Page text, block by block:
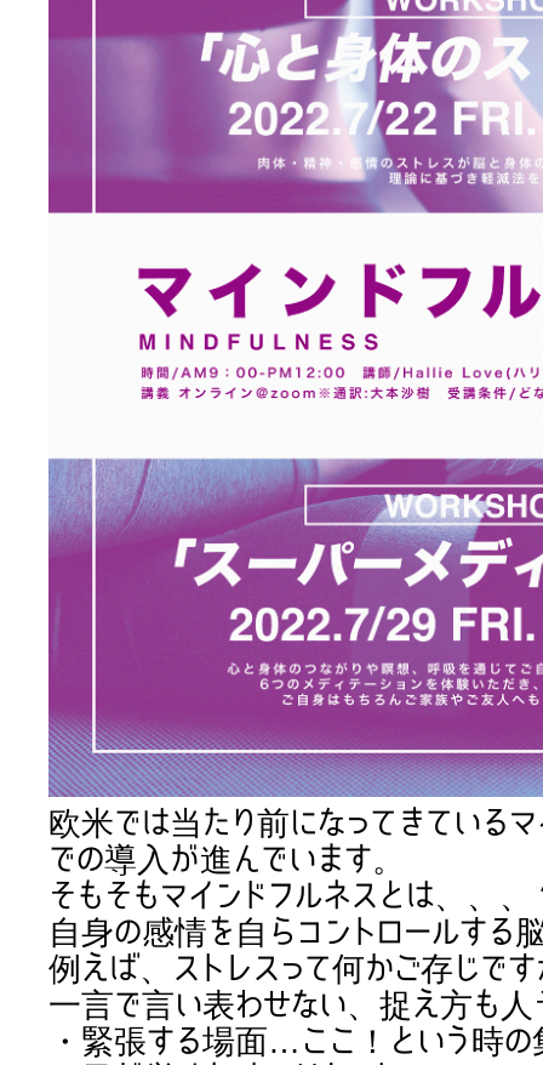
欧米では当たり前になってきている
での導入が進んでいます。
そもそもマインドフルネスとは、、、
自身の感情を自らコントロールする
例えば、ストレスって何かご存じで
一言で言い表わせない、捉え方も人
・緊張する場面…ここ！という時